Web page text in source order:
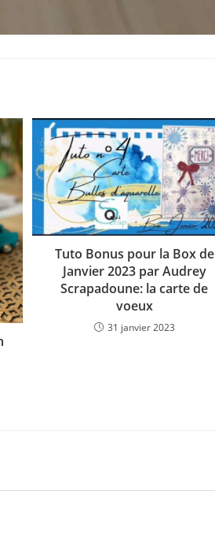
Tuto Bonus pour la Box de
Janvier 2023 par Audrey
Scrapadoune: la carte de
voeux
31 janvier 2023